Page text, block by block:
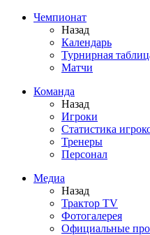
Чемпионат
Назад
Календарь
Турнирная
Матчи
Команда
Назад
Игроки
Статистика
Тренеры
Персонал
Медиа
Назад
Трактор TV
Фотогалерея
Официальные